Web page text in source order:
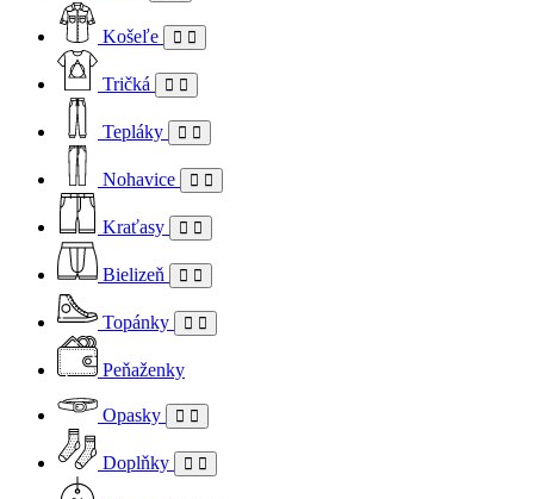
Košeľe
Tričká
Tepláky
Nohavice
Kraťasy
Bielizeň
Topánky
Peňaženky
Opasky
Doplňky